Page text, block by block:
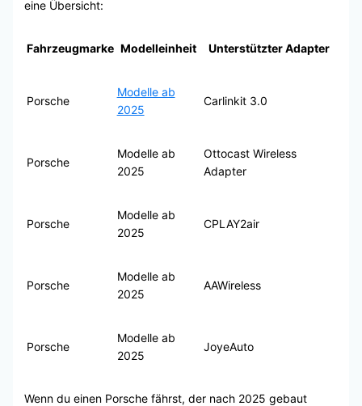
eine Übersicht:
Fahrzeugmarke Modelleinheit Unterstützter Adapter
Porsche
Modelle ab
2025
Carlinkit 3.0
Porsche
Modelle ab
2025
Ottocast Wireless
Adapter
Porsche
Modelle ab
2025
CPLAY2air
Porsche
Modelle ab
2025
AAWireless
Porsche
Modelle ab
2025
JoyeAuto
Wenn du einen Porsche fährst, der nach 2025 gebaut